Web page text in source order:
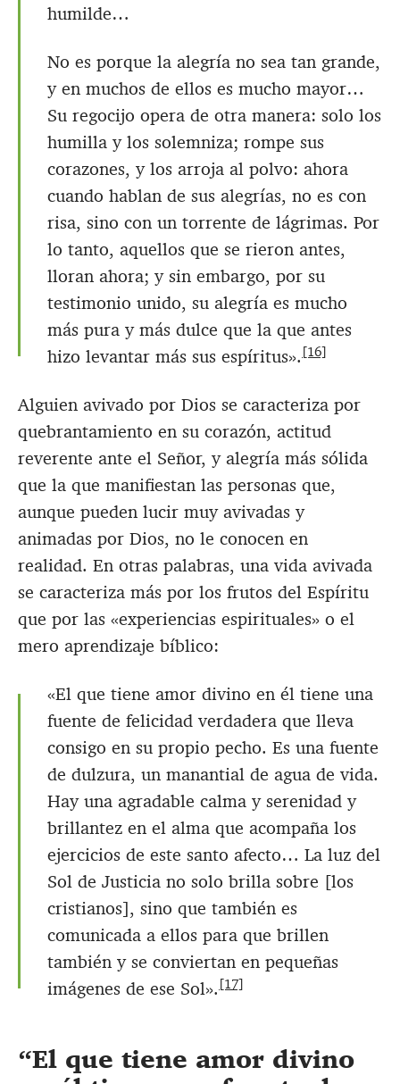
humilde…
No es porque la alegría no sea tan grande,
y en muchos de ellos es mucho mayor…
Su regocijo opera de otra manera: solo los
humilla y los solemniza; rompe sus
corazones, y los arroja al polvo: ahora
cuando hablan de sus alegrías, no es con
risa, sino con un torrente de lágrimas. Por
lo tanto, aquellos que se rieron antes,
lloran ahora; y sin embargo, por su
testimonio unido, su alegría es mucho
más pura y más dulce que la que antes
hizo levantar más sus espíritus». [16]
Alguien avivado por Dios se caracteriza por
quebrantamiento en su corazón, actitud
reverente ante el Señor, y alegría más sólida
que la que manifiestan las personas que,
aunque pueden lucir muy avivadas y
animadas por Dios, no le conocen en
realidad. En otras palabras, una vida avivada
se caracteriza más por los frutos del Espíritu
que por las «experiencias espirituales» o el
mero aprendizaje bíblico:
«El que tiene amor divino en él tiene una
fuente de felicidad verdadera que lleva
consigo en su propio pecho. Es una fuente
de dulzura, un manantial de agua de vida.
Hay una agradable calma y serenidad y
brillantez en el alma que acompaña los
ejercicios de este santo afecto… La luz del
Sol de Justicia no solo brilla sobre [los
cristianos], sino que también es
comunicada a ellos para que brillen
también y se conviertan en pequeñas
imágenes de ese Sol». [17]
El que tiene amor divino